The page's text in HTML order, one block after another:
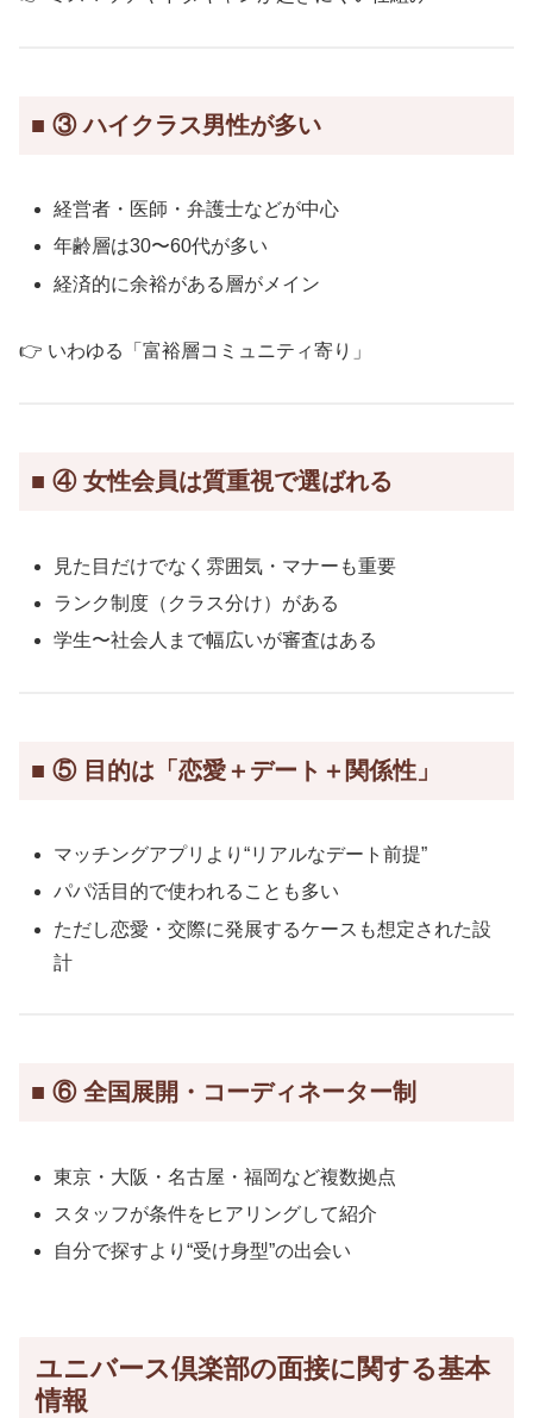
■ ③ ハイクラス男性が多い
経営者・医師・弁護士などが中心
年齢層は30〜60代が多い
経済的に余裕がある層がメイン
👉 いわゆる「富裕層コミュニティ寄り」
■ ④ 女性会員は質重視で選ばれる
見た目だけでなく雰囲気・マナーも重要
ランク制度（クラス分け）がある
学生〜社会人まで幅広いが審査はある
■ ⑤ 目的は「恋愛＋デート＋関係性」
マッチングアプリより“リアルなデート前提”
パパ活目的で使われることも多い
ただし恋愛・交際に発展するケースも想定された設
計
■ ⑥ 全国展開・コーディネーター制
東京・大阪・名古屋・福岡など複数拠点
スタッフが条件をヒアリングして紹介
自分で探すより“受け身型”の出会い
ユニバース倶楽部の面接に関する基本
情報